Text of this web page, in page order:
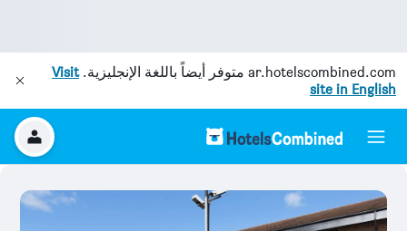
ar.hotelscombined.com متوفر أيضاً باللغة الإنجليزية.Visit
site in English